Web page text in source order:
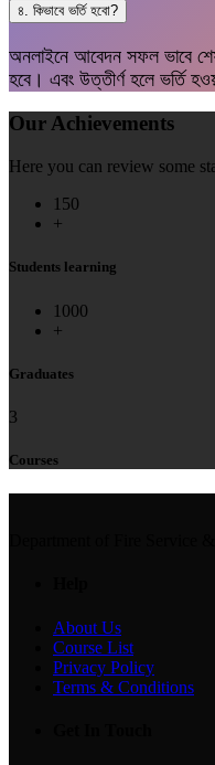
৪. কিভাবে ভর্তি হবো?
অনলাইনে আবেদন সফল ভাবে
হবে। এবং উত্তীর্ণ হলে ভর্তি
Our Achievements
Here you can review some
150
+
Students learning
1000
+
Graduates
3
Courses
About Us
Course List
Privacy Policy
Terms & Conditions